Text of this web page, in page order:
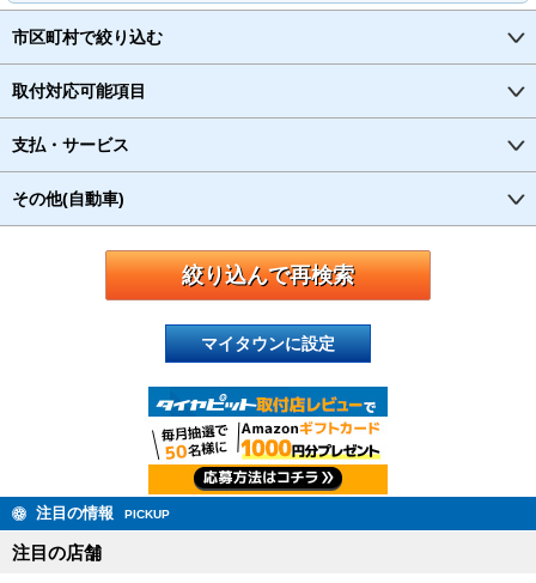
市区町村で絞り込む
取付対応可能項目
支払・サービス
その他(自動車)
マイタウンに設定
注目の情報 PICKUP
注目の店舗